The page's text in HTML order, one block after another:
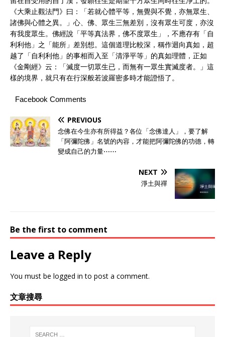
《大乘止觀法門》曰：「若就心體平等，無覺與不覺，亦無眾生、
諸佛與心體之異。」心、佛、眾生三無差別，沒有眾生可度，亦沒
有我度眾生。佛經說「平等真法界，佛不度眾生」，不應存有「自
利利他」之「能所」差別想。這個道理比較深，稱作迴向真如，超
越了「自利利他」的事相而入至「清淨平等」的真如理體，正如
《金剛經》云：「滅度一切眾生已，而無有一眾生實滅度者。」這
樣的境界，就只有在行深般若波羅密多時才能證悟了。
Facebook Comments
PREVIOUS
念佛在今生亦有所得益？各位「念佛達人」，要了解
「阿彌陀佛」名號的內容，才能把阿彌陀佛的功德，轉
變成自己的力量⋯⋯
NEXT
淨土與禪
Be the first to comment
Leave a Reply
You must be logged in to post a comment.
文章搜尋